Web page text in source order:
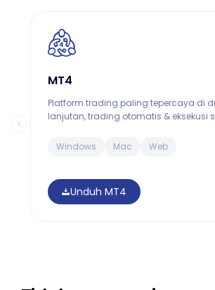
MT4
Platform trading paling tepercaya di
lanjutan, trading otomatis & eksekusi
Windows Mac Web
Unduh MT4